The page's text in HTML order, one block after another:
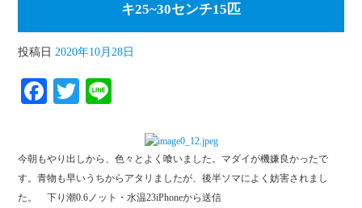
キ25~30センチ15匹
投稿日 2020年10月28日
Fa
ok
T
r
今朝もやり出しから、色々とよく喰いました。マダイが機嫌良かったで
す。青物も早いうちからアタリましたが、後半ソマによく妨害されまし
た。 下り潮0.6ノット・水温23iPhoneから送信